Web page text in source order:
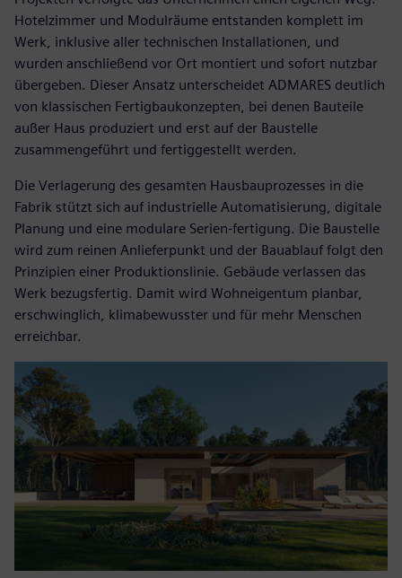
Hotelzimmer und Modulräume entstanden komplett im
Werk, inklusive aller technischen Installationen, und
wurden anschließend vor Ort montiert und sofort nutzbar
übergeben. Dieser Ansatz unterscheidet ADMARES deutlich
von klassischen Fertigbaukonzepten, bei denen Bauteile
außer Haus produziert und erst auf der Baustelle
zusammengeführt und fertiggestellt werden.
Die Verlagerung des gesamten Hausbauprozesses in die
Fabrik stützt sich auf industrielle Automatisierung, digitale
Planung und eine modulare Serien-fertigung. Die Baustelle
wird zum reinen Anlieferpunkt und der Bauablauf folgt den
Prinzipien einer Produktionslinie. Gebäude verlassen das
Werk bezugsfertig. Damit wird Wohneigentum planbar,
erschwinglich, klimabewusster und für mehr Menschen
erreichbar.